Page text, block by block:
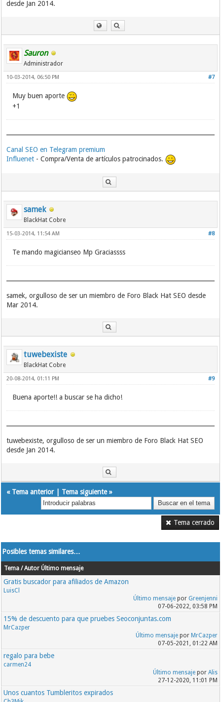
desde Jan 2014.
Sauron
Administrador
#7
10-03-2014, 06:50 PM
Muy buen aporte
+1
Canal SEO en Telegram premium
Influenet - Compra/Venta de artículos patrocinados.
samek
BlackHat Cobre
#8
15-03-2014, 11:54 AM
Te mando magicianseo Mp Graciassss
samek, orgulloso de ser un miembro de Foro Black Hat SEO desde
Mar 2014.
tuwebexiste
BlackHat Cobre
#9
20-08-2014, 01:11 PM
Buena aporte!! a buscar se ha dicho!
tuwebexiste, orgulloso de ser un miembro de Foro Black Hat SEO
desde Jan 2014.
« Tema anterior| Tema siguiente»
Tema cerrado
Posibles temas similares…
Tema / Autor Último mensaje
Gratis buscador para afiliados de Amazon
LuisCl
Último mensajepor Greenjenni
07-06-2022, 03:58 PM
15% de descuento para que pruebes Seoconjuntas.com
MrCazper
Último mensajepor MrCazper
07-05-2021, 01:22 AM
regalo para bebe
carmen24
Último mensajepor Alis
27-12-2020, 11:01 PM
Unos cuantos Tumbleritos expirados